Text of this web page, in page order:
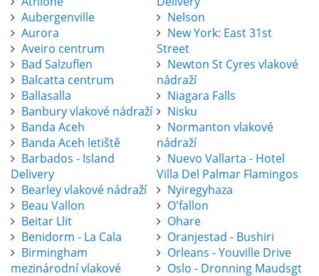
Aubergenville
Aurora
Aveiro centrum
Bad Salzuflen
Balcatta centrum
Ballasalla
Banbury vlakové nádraží
Banda Aceh
Banda Aceh letiště
Barbados - Island
Delivery
Bearley vlakové nádraží
Beau Vallon
Beitar Llit
Benidorm - La Cala
Birmingham
mezinárodní vlakové
Nelson
New York: East 31st
Street
Newton St Cyres vlakové
nádraží
Niagara Falls
Nisku
Normanton vlakové
nádraží
Nuevo Vallarta - Hotel
Villa Del Palmar Flamingos
Nyiregyhaza
O'fallon
Ohare
Oranjestad - Bushiri
Orleans - Youville Drive
Oslo - Dronning Maudsgt